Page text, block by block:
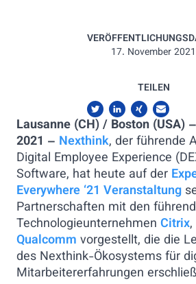
17. November 2021
TEILEN
Lausanne (CH) / Boston (USA)
2021 – Nexthink, der führende
Digital Employee Experience
Software, hat heute auf der
Everywhere ‘21 Veranstaltung
Partnerschaften mit den
Technologieunternehmen Citrix,
Qualcomm vorgestellt, die die
des Nexthink-Ökosystems für
Mitarbeitererfahrungen